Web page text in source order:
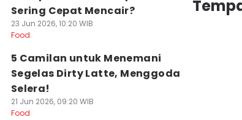
Sering Cepat Mencair?
23 Jun 2026, 10:20 WIB
Food
5 Camilan untuk Menemani
Segelas Dirty Latte, Menggoda
Selera!
21 Jun 2026, 09:20 WIB
Food